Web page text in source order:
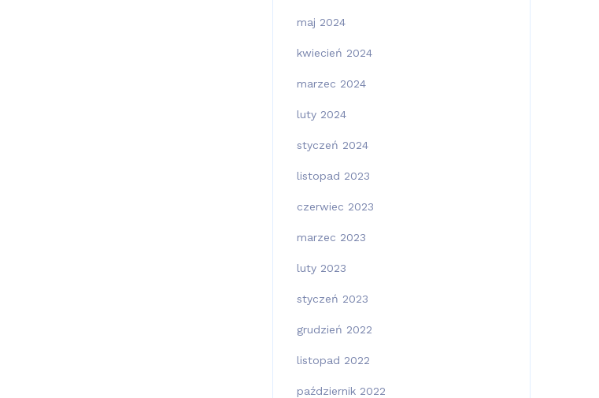
maj 2024
kwiecień 2024
marzec 2024
luty 2024
styczeń 2024
listopad 2023
czerwiec 2023
marzec 2023
luty 2023
styczeń 2023
grudzień 2022
listopad 2022
październik 2022